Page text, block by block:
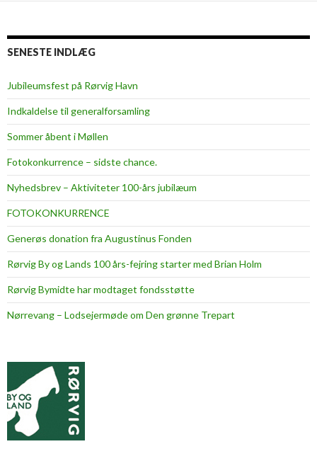
SENESTE INDLÆG
Jubileumsfest på Rørvig Havn
Indkaldelse til generalforsamling
Sommer åbent i Møllen
Fotokonkurrence – sidste chance.
Nyhedsbrev – Aktiviteter 100-års jubilæum
FOTOKONKURRENCE
Generøs donation fra Augustinus Fonden
Rørvig By og Lands 100 års-fejring starter med Brian Holm
Rørvig Bymidte har modtaget fondsstøtte
Nørrevang – Lodsejermøde om Den grønne Trepart